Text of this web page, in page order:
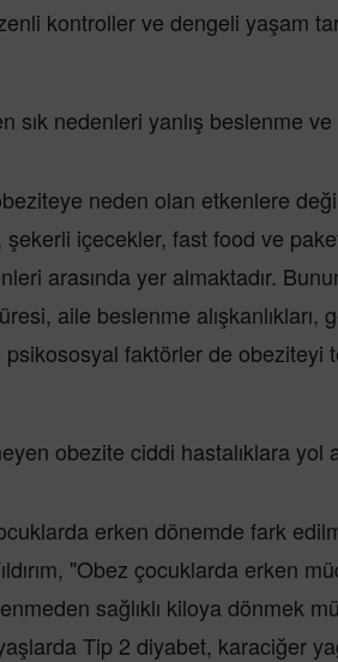
kontroller ve dengeli yaşam
sık nedenleri yanlış beslenme
neden olan etkenlere
şekerli içecekler, fast food ve
arasında yer almaktadır.
aile beslenme alışkanlıkları,
psikososyal faktörler de obeziteyi
obezite ciddi hastalıklara yol
erken dönemde fark
"Obez çocuklarda erken
sağlıklı kiloya dönmek
Tip 2 diyabet, karaciğer